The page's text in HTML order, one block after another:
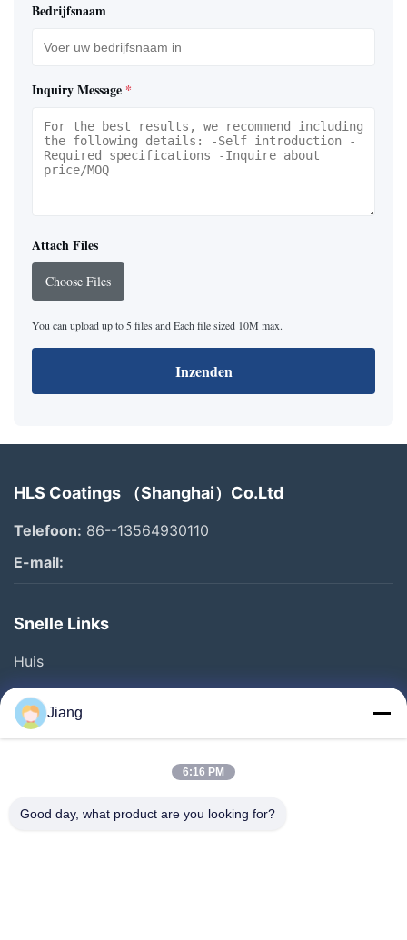
Bedrijfsnaam
Inquiry Message *
Attach Files
Choose Files
You can upload up to 5 files and Each file sized 10M max.
Inzenden
HLS Coatings （Shanghai）Co.Ltd
Telefoon: 86--13564930110
E-mail:
Snelle Links
Huis
Producten
Video's
Fabriekstour
Jiang
6:16 PM
Good day, what product are you looking for?